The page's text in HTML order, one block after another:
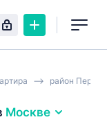
район Перово
Москве